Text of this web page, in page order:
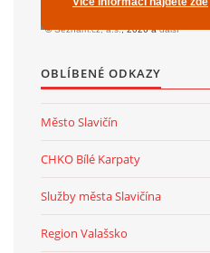
OBLÍBENÉ ODKAZY
Město Slavičín
CHKO Bílé Karpaty
Služby města Slavičína
Region Valašsko